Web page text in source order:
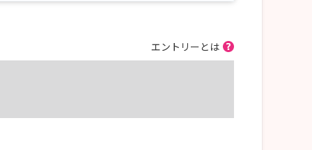
エントリーとは